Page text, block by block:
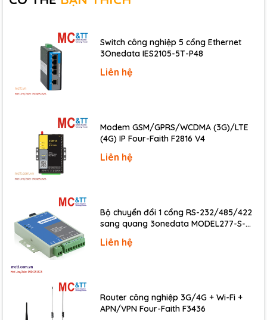
Switch công nghiệp 5 cổng Ethernet
3Onedata IES2105-5T-P48
Liên hệ
Modem GSM/GPRS/WCDMA (3G)/LTE
(4G) IP Four-Faith F2816 V4
Liên hệ
Bộ chuyển đổi 1 cổng RS-232/485/422
sang quang 3onedata MODEL277-S-
20KM)
Liên hệ
Router công nghiệp 3G/4G + Wi-Fi +
APN/VPN Four-Faith F3436